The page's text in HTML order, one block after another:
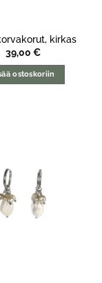
kirkas
39,00 €
ostoskoriin